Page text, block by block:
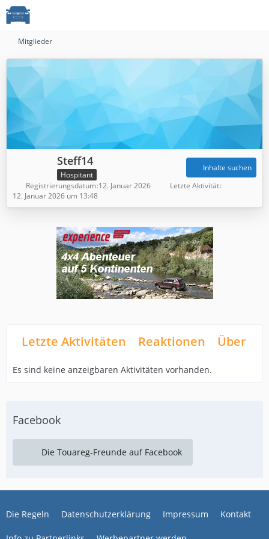
Mitglieder
Steff14
Hospitant
Inhalte suchen
Registrierungsdatum 12. Januar 2026
Letzte Aktivität
12. Januar 2026 um 13:48
Letzte Aktivitäten Reaktionen Über
Es sind keine anzeigbaren Aktivitäten vorhanden.
Facebook
Die Touareg-Freunde auf Facebook
Die Regeln Datenschutzerklärung Impressum Kontakt